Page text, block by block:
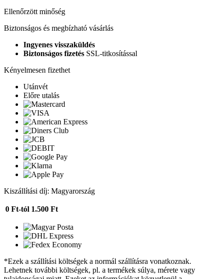
Ellenőrzött minőség
Biztonságos és megbízható vásárlás
Ingyenes visszaküldés
Biztonságos fizetés SSL-titkosítással
Kényelmesen fizethet
Utánvét
Előre utalás
Kiszállítási díj: Magyarország
0 Ft-tól 1.500 Ft
*Ezek a szállítási költségek a normál szállításra vonatkoznak.
Lehetnek további költségek, pl. a termékek súlya, mérete vagy